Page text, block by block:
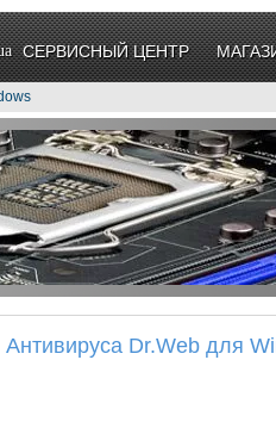
СЕРВИСНЫЙ ЦЕНТР
Dr.Web для